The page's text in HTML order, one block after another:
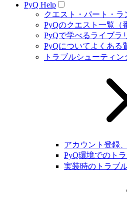
PyQ Help
クエスト・パート・
PyQのクエスト一覧（
PyQで学べるライブラ
PyQについてよくある
トラブルシューティン
アカウント登録
PyQ環境でのト
実装時のトラブ